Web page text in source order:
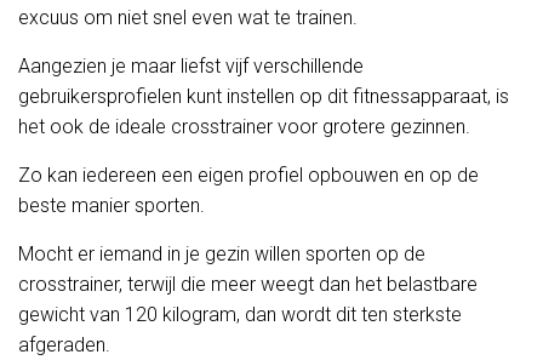
excuus om niet snel even wat te trainen.
Aangezien je maar liefst vijf verschillende
gebruikersprofielen kunt instellen op dit fitnessapparaat, is
het ook de ideale crosstrainer voor grotere gezinnen.
Zo kan iedereen een eigen profiel opbouwen en op de
beste manier sporten.
Mocht er iemand in je gezin willen sporten op de
crosstrainer, terwijl die meer weegt dan het belastbare
gewicht van 120 kilogram, dan wordt dit ten sterkste
afgeraden.